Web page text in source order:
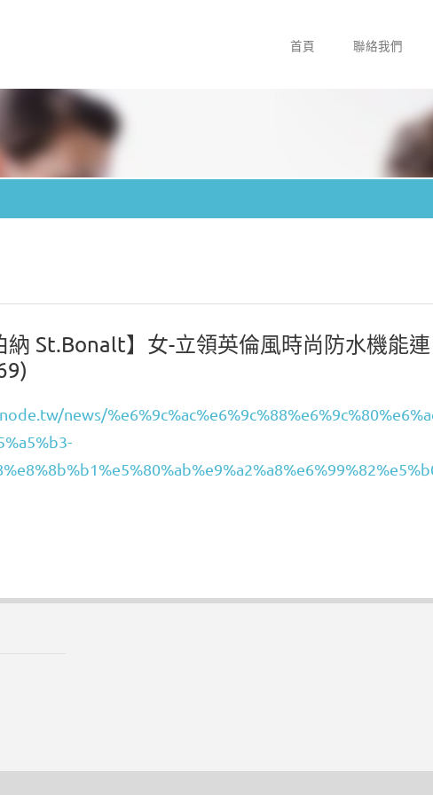
首頁 聯絡我們
納 St.Bonalt】女-立領英倫風時尚防水機能連
news/